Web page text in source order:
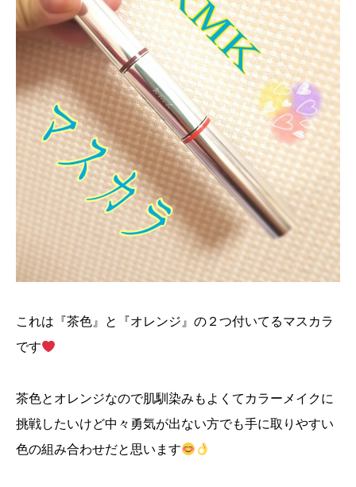
これは『茶色』と『オレンジ』の２つ付いてるマスカラ
です
茶色とオレンジなので肌馴染みもよくてカラーメイクに
挑戦したいけど中々勇気が出ない方でも手に取りやすい
色の組み合わせだと思います